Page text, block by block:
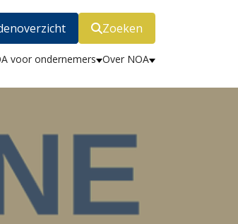
Zoeken
voor ondernemers Over NOA